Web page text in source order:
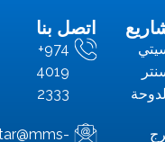
اتصل بنا
+974
info.qatar@mms-